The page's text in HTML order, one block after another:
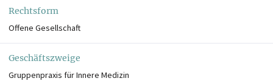
Rechtsform
Offene Gesellschaft
Geschäftszweige
Gruppenpraxis für Innere Medizin